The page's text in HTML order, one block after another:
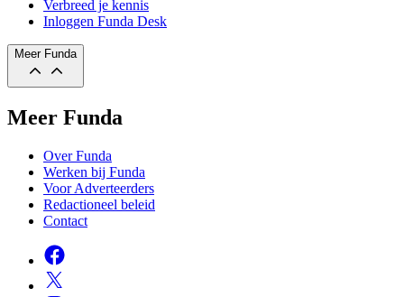
Verbreed je kennis
Inloggen Funda Desk
Meer Funda
Meer Funda
Over Funda
Werken bij Funda
Voor Adverteerders
Redactioneel beleid
Contact